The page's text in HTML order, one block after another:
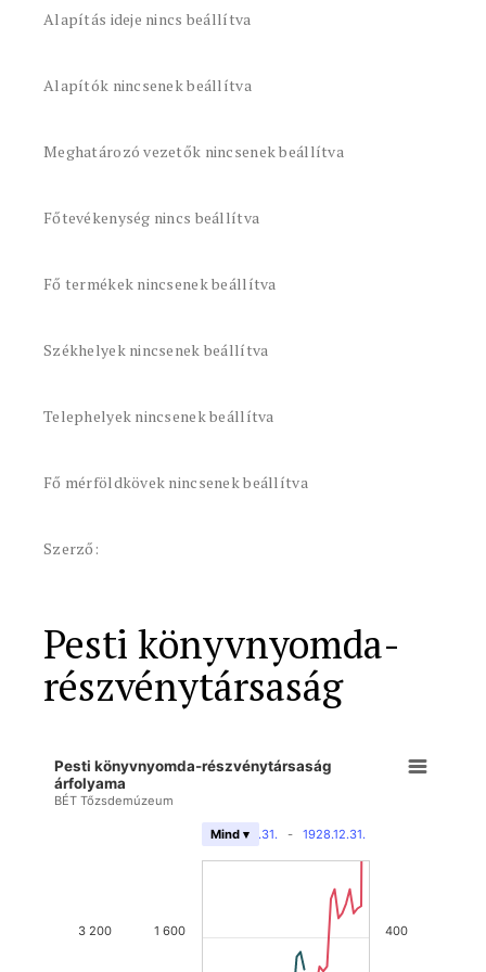
Alapítás ideje nincs beállítva
Alapítók nincsenek beállítva
Meghatározó vezetők nincsenek beállítva
Főtevékenység nincs beállítva
Fő termékek nincsenek beállítva
Székhelyek nincsenek beállítva
Telephelyek nincsenek beállítva
Fő mérföldkövek nincsenek beállítva
Szerző:
Pesti könyvnyomda-
részvénytársaság
Pesti könyvnyomda-részvénytársaság
árfolyama
BÉT Tőzsdemúzeum
1872.12.31. - 1928.12.31.
Mind ▾
1 600
3 200 400